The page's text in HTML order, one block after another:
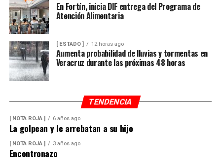
En Fortín, inicia DIF entrega del Programa de
Atención Alimentaria
[ ESTADO ] 12 horas ago
Aumenta probabilidad de lluvias y tormentas en
Veracruz durante las próximas 48 horas
TENDENCIA
[ NOTA ROJA ] 6 años ago
La golpean y le arrebatan a su hijo
[ NOTA ROJA ] 3 años ago
Encontronazo